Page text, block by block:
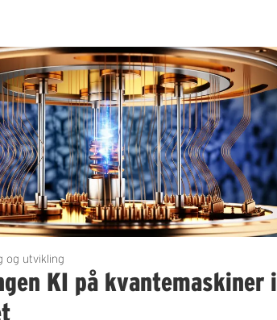
og utvikling
KI på kvantemaskiner i